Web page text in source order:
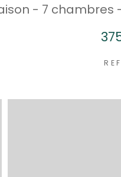
- 7 chambres